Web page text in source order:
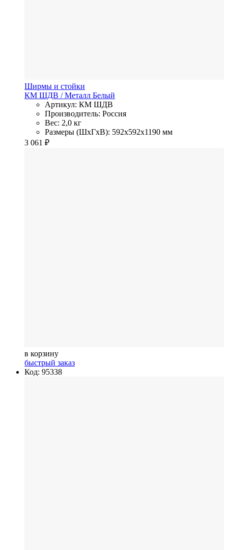
Ширмы и стойки
КМ ШДВ / Металл Белый
Артикул: КМ ШДВ
Производитель: Россия
Вес: 2,0 кг
Размеры (ШхГхВ): 592x592x1190 мм
3 061 ₽
в корзину
быстрый заказ
Код: 95338